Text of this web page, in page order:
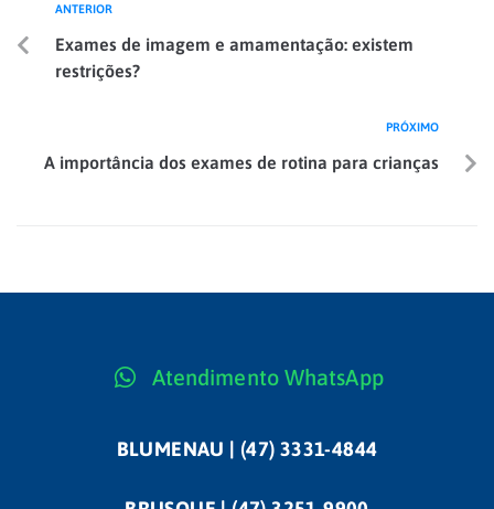
ANTERIOR
Exames de imagem e amamentação: existem
restrições?
PRÓXIMO
A importância dos exames de rotina para crianças
Atendimento WhatsApp
BLUMENAU | (47) 3331-4844